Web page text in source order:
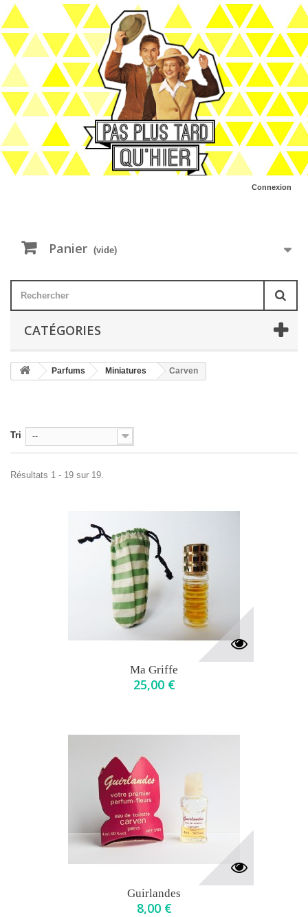
Connexion
Panier (vide)
CATÉGORIES
Parfums Miniatures Carven
Tri --
Résultats 1 - 19 sur 19.
Ma Griffe
25,00 €
Guirlandes
8,00 €